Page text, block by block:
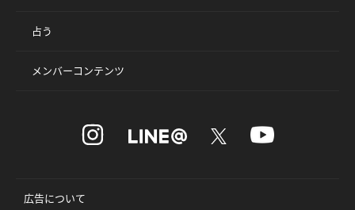
占う
メンバーコンテンツ
広告について